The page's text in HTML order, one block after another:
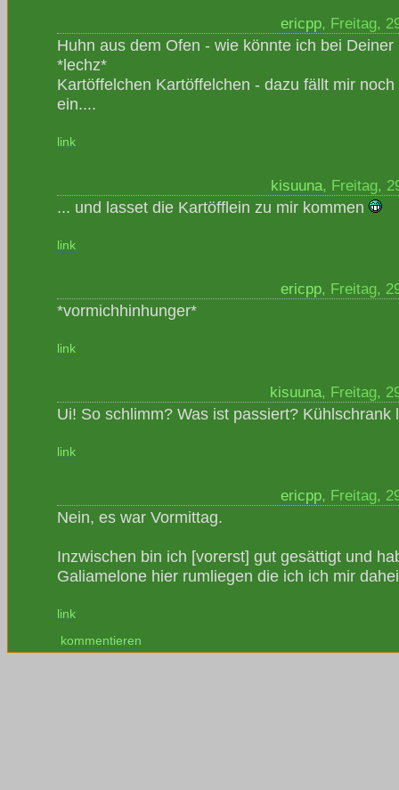
ericpp, Freitag,
Huhn aus dem Ofen - wie könnte ich bei
*lechz*
Kartöffelchen Kartöffelchen - dazu fällt mir
ein....
link
kisuuna, Freitag,
... und lasset die Kartöfflein zu mir kommen
link
ericpp, Freitag,
*vormichhinhunger*
link
kisuuna, Freitag,
Ui! So schlimm? Was ist passiert? Kühlschrank
link
ericpp, Freitag,
Nein, es war Vormittag.
Inzwischen bin ich [vorerst] gut gesättigt und
Galiamelone hier rumliegen die ich ich mir
link
kommentieren